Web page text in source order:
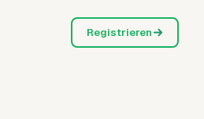
Registrieren